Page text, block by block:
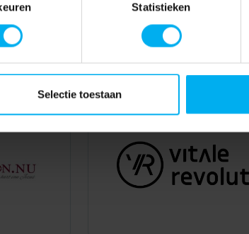
Statistieken
Selectie toestaan